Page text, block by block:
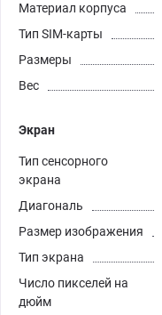
Материал корпуса
Тип SIM-карты
Размеры
Вес
Экран
Тип сенсорного
экрана
Диагональ
Размер изображения
Тип экрана
Число пикселей на
дюйм